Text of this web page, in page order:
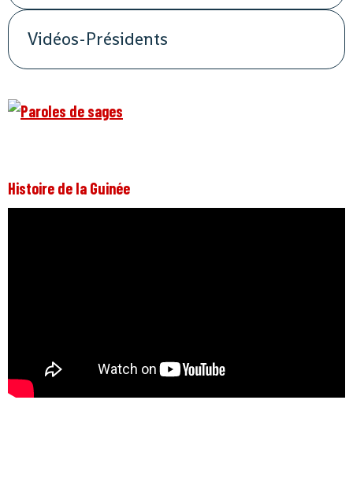
Vidéos-Présidents
Histoire de la Guinée